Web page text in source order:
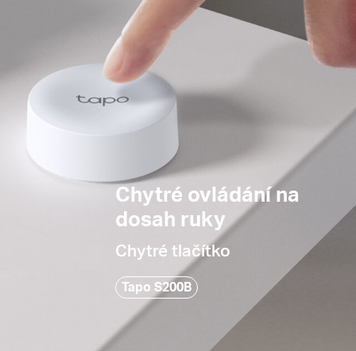
Chytré ovládání na
dosah ruky
Chytré tlačítko
Tapo S200B